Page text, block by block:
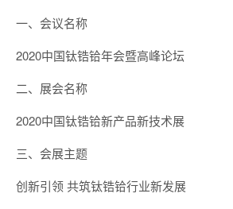
一、会议名称
2020中国钛锆铪年会暨高峰论坛
二、展会名称
2020中国钛锆铪新产品新技术展
三、会展主题
创新引领 共筑钛锆铪行业新发展